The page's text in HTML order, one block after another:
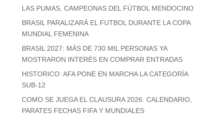
LAS PUMAS, CAMPEONAS DEL FÚTBOL MENDOCINO
BRASIL PARALIZARÁ EL FUTBOL DURANTE LA COPA
MUNDIAL FEMENINA
BRASIL 2027: MÁS DE 730 MIL PERSONAS YA
MOSTRARON INTERÉS EN COMPRAR ENTRADAS
HISTORICO: AFA PONE EN MARCHA LA CATEGORÍA
SUB-12
COMO SE JUEGA EL CLAUSURA 2026: CALENDARIO,
PARATES FECHAS FIFA Y MUNDIALES